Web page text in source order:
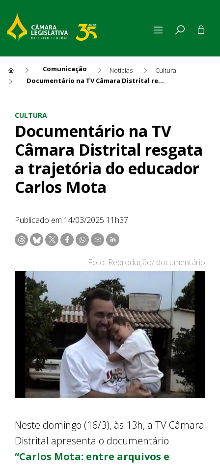
Comunicação Notícias
Cultura
Documentário na TV Câmara Distrital resgata a trajetória do educador Carlos Mota
CULTURA
Documentário na TV
Câmara Distrital resgata
a trajetória do educador
Carlos Mota
Publicado em 14/03/2025 11h37
Foto: Reprodução/ documentário
Neste domingo (16/3), às 13h, a TV Câmara
Distrital apresenta o documentário
“Carlos Mota: entre arquivos e